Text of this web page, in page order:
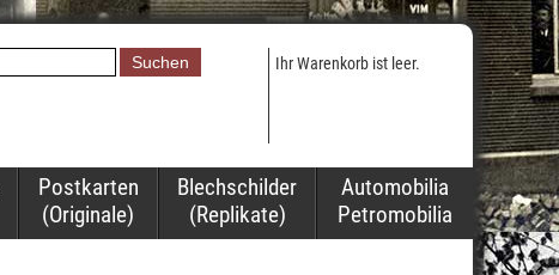
Ihr Warenkorb ist leer.
Postkarten
(Originale)
Blechschilder
(Replikate)
Automobilia
Petromobilia